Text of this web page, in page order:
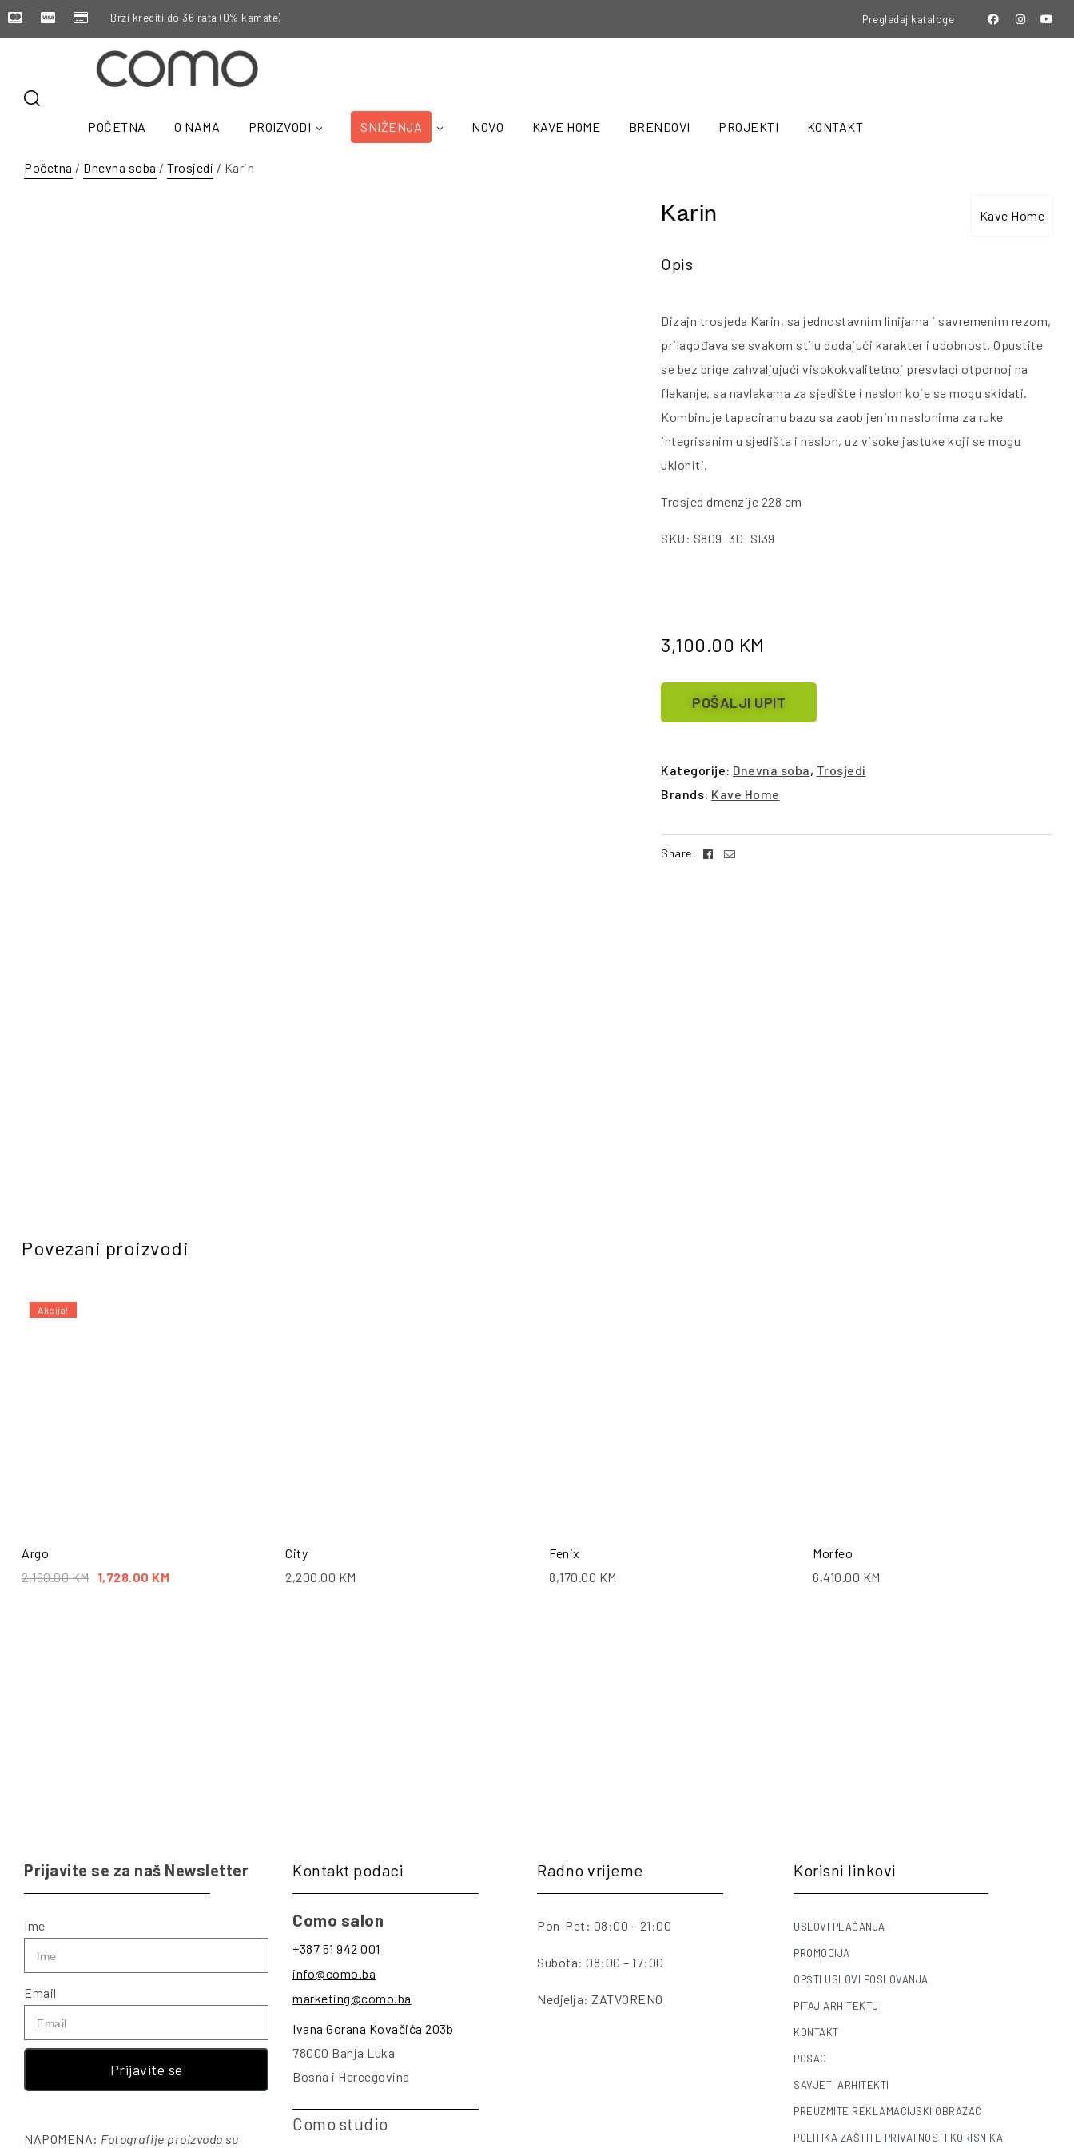
Brzi krediti do 36 rata (0% kamate) Pregledaj kataloge
POČETNA O NAMA PROIZVODI SNIŽENJA NOVO KAVE HOME BRENDOVI PROJEKTI KONTAKT
Početna / Dnevna soba / Trosjedi / Karin
Kave Home
Karin
Opis
Dizajn trosjeda Karin, sa jednostavnim linijama i savremenim rezom,
prilagođava se svakom stilu dodajući karakter i udobnost. Opustite
se bez brige zahvaljujući visokokvalitetnoj presvlaci otpornoj na
flekanje, sa navlakama za sjedište i naslon koje se mogu skidati.
Kombinuje tapaciranu bazu sa zaobljenim naslonima za ruke
integrisanim u sjedišta i naslon, uz visoke jastuke koji se mogu
ukloniti.
Trosjed dmenzije 228 cm
SKU: S809_30_SI39
3,100.00 KM
POŠALJI UPIT
Kategorije: Dnevna soba, Trosjedi
Brands: Kave Home
Share: Facebook
Email
Povezani proizvodi
Akcija!
Argo
2,160.00KM 1,728.00 KM
City
2,200.00 KM
Fenix
8,170.00 KM
Morfeo
6,410.00 KM
Prijavite se za naš Newsletter
Ime
Email
Prijavite se
NAPOMENA: Fotografije proizvoda su
Kontakt podaci
Como salon
+387 51 942 001
info@como.ba
marketing@como.ba
Ivana Gorana Kovačića 203b
78000 Banja Luka
Bosna i Hercegovina
Como studio
Radno vrijeme
Pon-Pet: 08:00 – 21:00
Subota: 08:00 – 17:00
Nedjelja: ZATVORENO
Korisni linkovi
USLOVI PLAĆANJA
PROMOCIJA
OPŠTI USLOVI POSLOVANJA
PITAJ ARHITEKTU
KONTAKT
POSAO
SAVJETI ARHITEKTI
PREUZMITE REKLAMACIJSKI OBRAZAC
POLITIKA ZAŠTITE PRIVATNOSTI KORISNIKA